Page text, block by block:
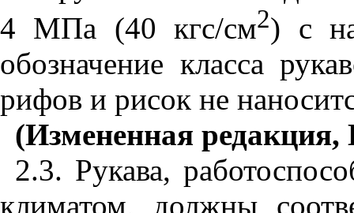
4 МПа (40 кгс/см2) с
обозначение класса
рифов и рисок не
(Измененная
2.3. Рукава,
климатом, должны